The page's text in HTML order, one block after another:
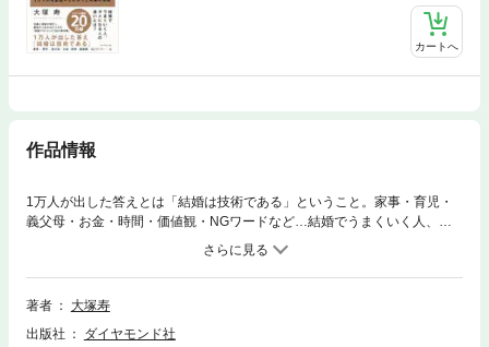
カートへ
作品情報
1万人が出した答えとは「結婚は技術である」ということ。家事・育児・
義父母・お金・時間・価値観・NGワードなど…結婚でうまくいく人、ダ
メになる人の違いはどこにあるのか？仕事と家庭を両立し、最高の人生を
歩むための「結婚マネジメント」50の具体策。累計20万部突破の大人気シ
リーズ第3弾。
著者
大塚寿
出版社
ダイヤモンド社